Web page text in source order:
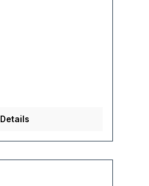
Details